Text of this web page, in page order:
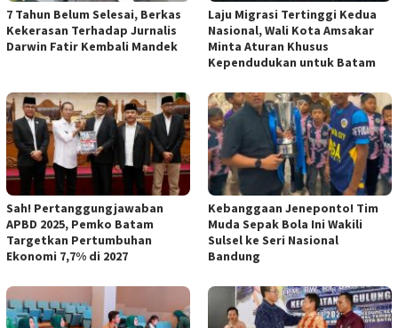
7 Tahun Belum Selesai, Berkas
Kekerasan Terhadap Jurnalis
Darwin Fatir Kembali Mandek
Laju Migrasi Tertinggi Kedua
Nasional, Wali Kota Amsakar
Minta Aturan Khusus
Kependudukan untuk Batam
Sah! Pertanggungjawaban
APBD 2025, Pemko Batam
Targetkan Pertumbuhan
Ekonomi 7,7% di 2027
Kebanggaan Jeneponto! Tim
Muda Sepak Bola Ini Wakili
Sulsel ke Seri Nasional
Bandung